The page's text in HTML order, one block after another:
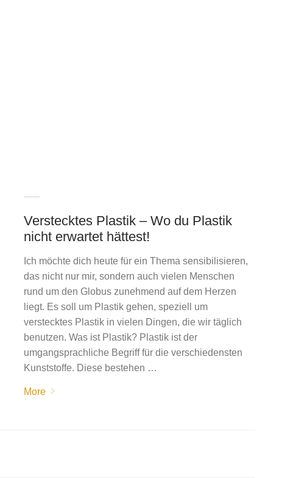
Verstecktes Plastik – Wo du Plastik
nicht erwartet hättest!
Ich möchte dich heute für ein Thema sensibilisieren,
das nicht nur mir, sondern auch vielen Menschen
rund um den Globus zunehmend auf dem Herzen
liegt. Es soll um Plastik gehen, speziell um
verstecktes Plastik in vielen Dingen, die wir täglich
benutzen. Was ist Plastik? Plastik ist der
umgangsprachliche Begriff für die verschiedensten
Kunststoffe. Diese bestehen …
More